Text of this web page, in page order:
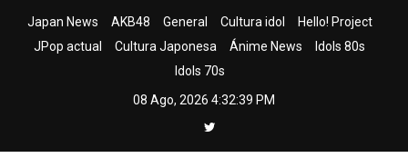
Japan News AKB48 General Cultura idol
Hello! Project
JPop actual
Cultura Japonesa Ánime News
Idols 80s
Idols 70s
08 Ago, 2026 4:32:40 PM